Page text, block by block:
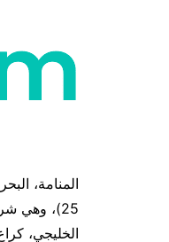
المنامة،
25)، وهي